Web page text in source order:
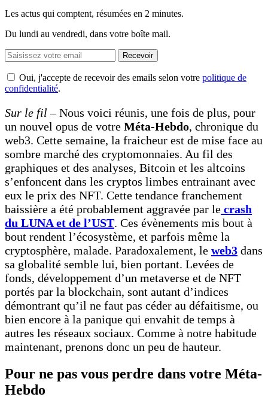
Les actus qui comptent, résumées en 2 minutes.
Du lundi au vendredi, dans votre boîte mail.
Recevoir
Oui, j'accepte de recevoir des emails selon votre politique de
confidentialité.
Sur le fil– Nous voici réunis, une fois de plus, pour
un nouvel opus de votre Méta-Hebdo, chronique du
web3. Cette semaine, la fraicheur est de mise face au
sombre marché des cryptomonnaies. Au fil des
graphiques et des analyses, Bitcoin et les altcoins
s’enfoncent dans les cryptos limbes entrainant avec
eux le prix des NFT. Cette tendance franchement
baissière a été probablement aggravée par le crash
du LUNA et de l’UST. Ces évènements mis bout à
bout rendent l’écosystème, et parfois même la
cryptosphère, malade. Paradoxalement, le web3 dans
sa globalité semble lui, bien portant. Levées de
fonds, développement d’un metaverse et de NFT
portés par la blockchain, sont autant d’indices
démontrant qu’il ne faut pas céder au défaitisme, ou
bien encore à la panique qui envahit de temps à
autres les réseaux sociaux. Comme à notre habitude
maintenant, prenons donc un peu de hauteur.
Pour ne pas vous perdre dans votre Méta-
Hebdo